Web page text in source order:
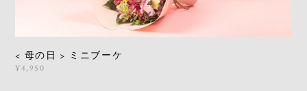
< 母の日 > ミニブーケ
¥4,950